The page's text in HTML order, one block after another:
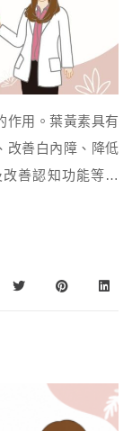
作用。葉黃素具有
改善白內障、降低
善認知功能等好
類則如芒果、番
選擇，以確保攝